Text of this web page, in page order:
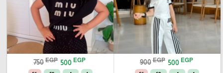
900 EGP 500 EGP
750 EGP 500 EGP